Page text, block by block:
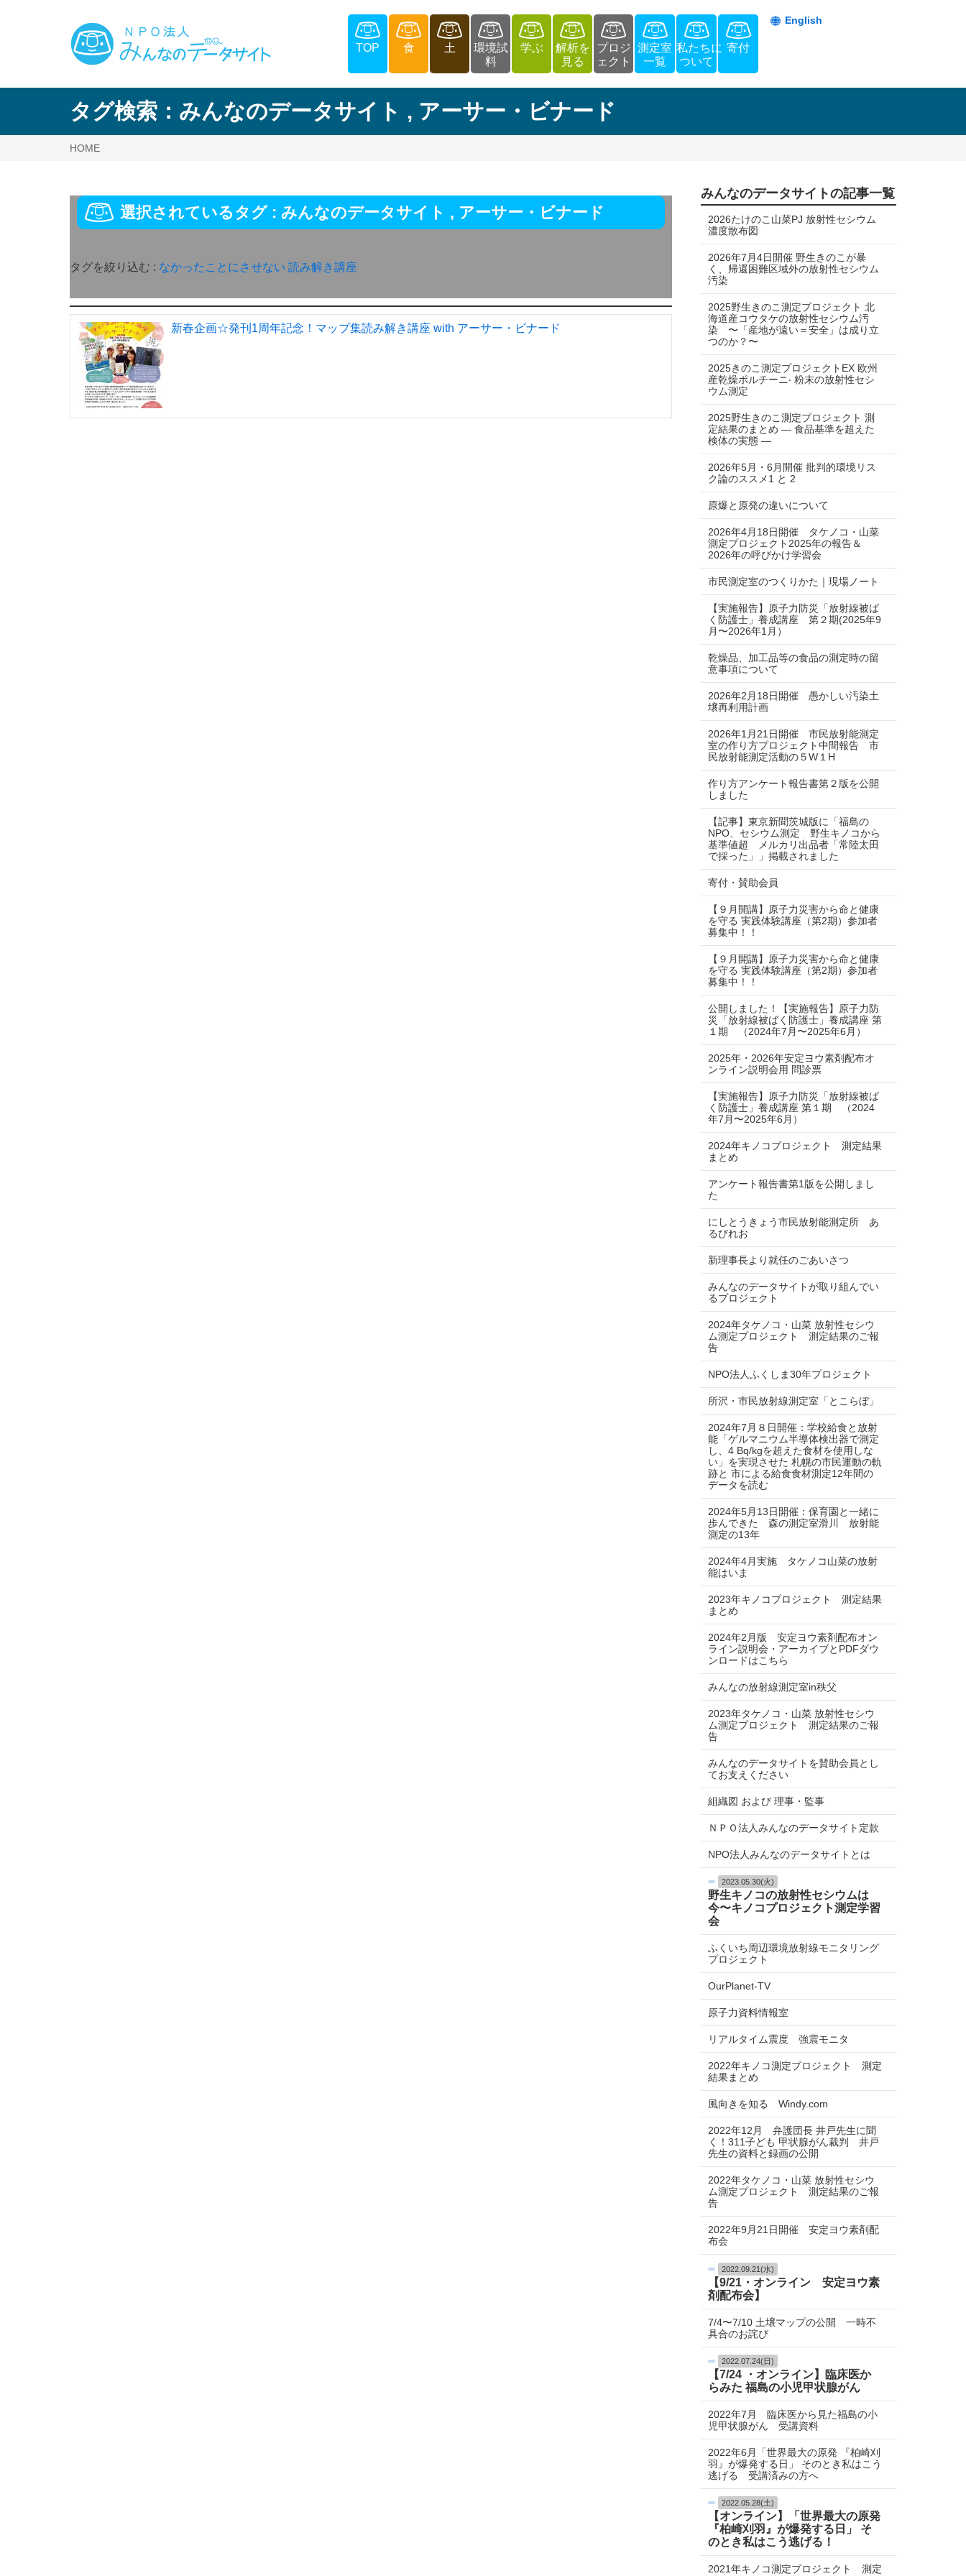
TOP 食 土
環境試
料
学ぶ
解析を
見る
プロジ
ェクト
測定室
一覧
私たちに
ついて
寄付
English
タグ検索： みんなのデータサイト , アーサー・ビナード
HOME
選択されているタグ : みんなのデータサイト , アーサー・ビナード
タグを絞り込む : なかったことにさせない 読み解き講座
新春企画☆発刊1周年記念！マップ集読み解き講座 with アーサー・ビナード
みんなのデータサイトの記事一覧
2026たけのこ山菜PJ 放射性セシウム
濃度散布図
2026年7月4日開催 野生きのこが暴
く、帰還困難区域外の放射性セシウム
汚染
2025野生きのこ測定プロジェクト 北
海道産コウタケの放射性セシウム汚
染 〜「産地が遠い＝安全」は成り⽴
つのか？〜
2025きのこ測定プロジェクトEX 欧州
産乾燥ポルチーニ‧ 粉末の放射性セシ
ウム測定
2025野生きのこ測定プロジェクト 測
定結果のまとめ ― 食品基準を超えた
検体の実態 ―
2026年5月・6月開催 批判的環境リス
ク論のススメ1 と 2
原爆と原発の違いについて
2026年4月18日開催 タケノコ・山菜
測定プロジェクト2025年の報告＆
2026年の呼びかけ学習会
市民測定室のつくりかた｜現場ノート
【実施報告】原子力防災「放射線被ば
く防護士」養成講座 第２期(2025年9
月〜2026年1月）
乾燥品、加工品等の食品の測定時の留
意事項について
2026年2月18日開催 愚かしい汚染土
壌再利用計画
2026年1月21日開催 市民放射能測定
室の作り方プロジェクト中間報告 市
民放射能測定活動の５W１H
作り方アンケート報告書第２版を公開
しました
【記事】東京新聞茨城版に「福島の
NPO、セシウム測定 野生キノコから
基準値超 メルカリ出品者「常陸太田
で採った」」掲載されました
寄付・賛助会員
【９月開講】原子力災害から命と健康
を守る 実践体験講座（第2期）参加者
募集中！！
【９月開講】原子力災害から命と健康
を守る 実践体験講座（第2期）参加者
募集中！！
公開しました！【実施報告】原子力防
災「放射線被ばく防護士」養成講座 第
１期 （2024年7月〜2025年6月）
2025年・2026年安定ヨウ素剤配布オ
ンライン説明会用 問診票
【実施報告】原子力防災「放射線被ば
く防護士」養成講座 第１期 （2024
年7月〜2025年6月）
2024年キノコプロジェクト 測定結果
まとめ
アンケート報告書第1版を公開しまし
た
にしとうきょう市民放射能測定所 あ
るびれお
新理事長より就任のごあいさつ
みんなのデータサイトが取り組んでい
るプロジェクト
2024年タケノコ・山菜 放射性セシウ
ム測定プロジェクト 測定結果のご報
告
NPO法人ふくしま30年プロジェクト
所沢・市民放射線測定室「とこらぼ」
2024年7月８日開催：学校給食と放射
能「ゲルマニウム半導体検出器で測定
し、4 Bq/kgを超えた食材を使用しな
い」を実現させた 札幌の市民運動の軌
跡と 市による給食食材測定12年間の
データを読む
2024年5月13日開催：保育園と一緒に
歩んできた 森の測定室滑川 放射能
測定の13年
2024年4月実施 タケノコ山菜の放射
能はいま
2023年キノコプロジェクト 測定結果
まとめ
2024年2月版 安定ヨウ素剤配布オン
ライン説明会・アーカイブとPDFダウ
ンロードはこちら
みんなの放射線測定室in秩父
2023年タケノコ・山菜 放射性セシウ
ム測定プロジェクト 測定結果のご報
告
みんなのデータサイトを賛助会員とし
てお支えください
組織図 および 理事・監事
ＮＰＯ法人みんなのデータサイト定款
NPO法人みんなのデータサイトとは
2023.05.30(火)
野生キノコの放射性セシウムは
今〜キノコプロジェクト測定学習
会
ふくいち周辺環境放射線モニタリング
プロジェクト
OurPlanet-TV
原子力資料情報室
リアルタイム震度 強震モニタ
2022年キノコ測定プロジェクト 測定
結果まとめ
風向きを知る Windy.com
2022年12月 弁護団長 井戸先生に聞
く！311子ども 甲状腺がん裁判 井戸
先生の資料と録画の公開
2022年タケノコ・山菜 放射性セシウ
ム測定プロジェクト 測定結果のご報
告
2022年9月21日開催 安定ヨウ素剤配
布会
2022.09.21(水)
【9/21・オンライン 安定ヨウ素
剤配布会】
7/4〜7/10 土壌マップの公開 一時不
具合のお詫び
2022.07.24(日)
【7/24 ・オンライン】臨床医か
らみた 福島の小児甲状腺がん
2022年7月 臨床医から見た福島の小
児甲状腺がん 受講資料
2022年6月「世界最大の原発 『柏崎刈
羽』が爆発する日」 そのとき私はこう
逃げる 受講済みの方へ
2022.05.28(土)
【オンライン】「世界最大の原発
『柏崎刈羽』が爆発する日」 そ
のとき私はこう逃げる！
2021年キノコ測定プロジェクト 測定